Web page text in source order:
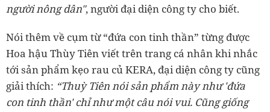
người nông dân", người đại diện công ty cho biết.
Nói thêm về cụm từ “đứa con tinh thần” từng được
Hoa hậu Thùy Tiên viết trên trang cá nhân khi nhắc
tới sản phẩm kẹo rau củ KERA, đại diện công ty cũng
giải thích: “Thuỳ Tiên nói sản phẩm này như 'đứa
con tinh thần' chỉ như một câu nói vui. Cũng giống